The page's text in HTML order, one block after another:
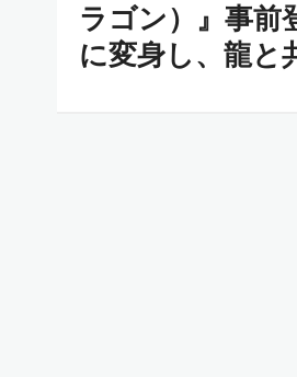
ラゴン）』事前
に変身し、龍と